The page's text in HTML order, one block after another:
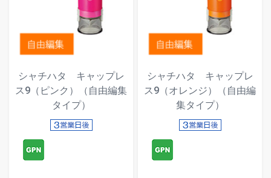
シャチハタ キャップレ
ス9（ピンク）（自由編集
タイプ）
シャチハタ キャップレ
ス9（オレンジ）（自由編
集タイプ）